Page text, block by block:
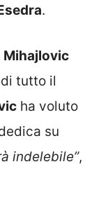
.
Mihajlovic
tutto il
ha voluto
su
indelebile”,